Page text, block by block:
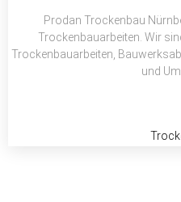
Prodan Trockenbau
Trockenbauarbeiten. Wir
Trockenbauarbeiten,
und